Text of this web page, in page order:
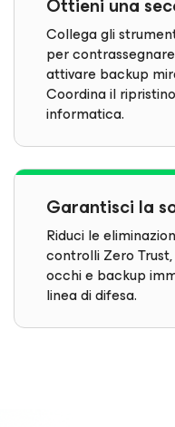
Ottieni una
Collega gli
per
attivare backup
Coordina il
informatica.
Garantisci la
Riduci le
controlli Zero
occhi e backup
linea di difesa.